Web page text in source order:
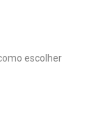
escolher